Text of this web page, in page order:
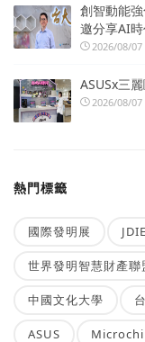
創智動能
邀分享AI
2026/08/07
ASUSx三
2026/08/07
熱門標籤
國際發明展
世界發明智慧財產聯
中國文化大學
ASUS